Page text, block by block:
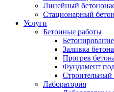
Линейный
Стационарный
Услуги
Бетонные работы
Заливка бетона
Прогрев
Фундамент
Строительный
Лаборатория